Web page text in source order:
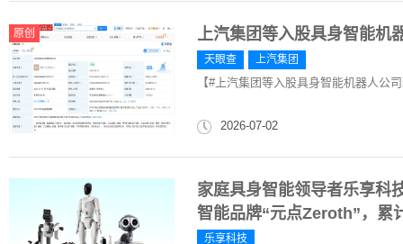
原创 上汽集团等入股具身智能机
天眼查 上汽集团
【#上汽集团等入股具身智能机器人公
2026-07-02
家庭具身智能领导者乐享科
智能品牌“元点Zeroth”，累
乐享科技